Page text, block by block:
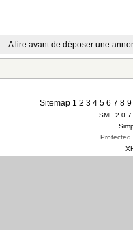
A lire avant de déposer une
Sitemap 1 2 3 4 5 6 7 8 9
SMF 2.0.7